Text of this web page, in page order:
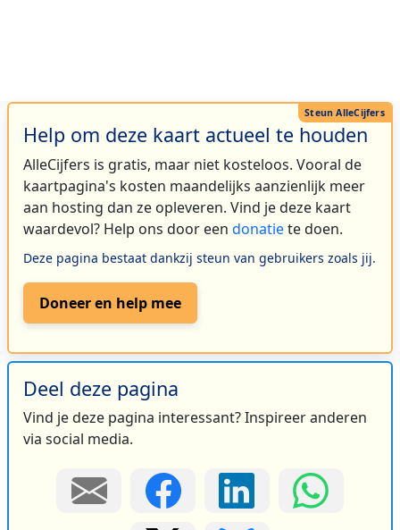
Help om deze kaart actueel te houden
AlleCijfers is gratis, maar niet kosteloos. Vooral de
kaartpagina's kosten maandelijks aanzienlijk meer
aan hosting dan ze opleveren. Vind je deze kaart
waardevol? Help ons door een donatiete doen.
Deze pagina bestaat dankzij steun van gebruikers zoals jij.
Doneer en help mee
Deel deze pagina
Vind je deze pagina interessant? Inspireer anderen
via social media.